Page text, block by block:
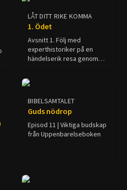
LÅT DITT RIKE KOMMA
1. Ödet
Avsnitt 1. Följ med
experthistoriker på en
händelserik resa genom
från den gulddränkta
staden Babylon till den
BIBELSAMTALET
Guds nödrop
Episod 11 | Viktiga budskap
från Uppenbarelseboken